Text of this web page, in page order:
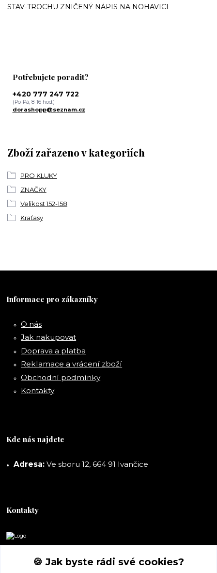
STAV-TROCHU ZNIČENÝ NÁPIS NA NOHAVICI
Zboží zařazeno v kategoriích
PRO KLUKY
ZNAČKY
Velikost 152-158
Kraťasy
Potřebujete poradit?
+420 777 247 722
(Po-Pá, 8-16 hod.)
dorashopp@seznam.cz
Informace pro zákazníky
O nás
Jak nakupovat
Doprava a platba
Reklamace a vrácení zboží
Obchodní podmínky
Kontakty
Kde nás najdete
Adresa: Ve sboru 12, 664 91 Ivančice
Kontakty
+420 777 247 722
🍪 Jak byste rádi své cookies?